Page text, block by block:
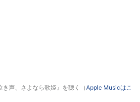
声、さよなら歌姫』を聴く（Apple Musicはこ